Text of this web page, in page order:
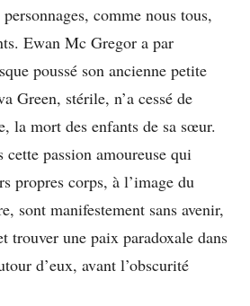
comme nous tous,
Ewan Mc Gregor a par
poussé son ancienne petite
Green, stérile, n’a cessé de
la mort des enfants de sa sœur.
passion amoureuse qui
propres corps, à l’image du
sont manifestement sans avenir,
trouver une paix paradoxale dans
d’eux, avant l’obscurité